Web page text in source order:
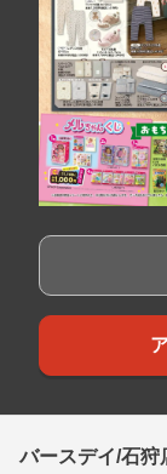
バースデイ/石